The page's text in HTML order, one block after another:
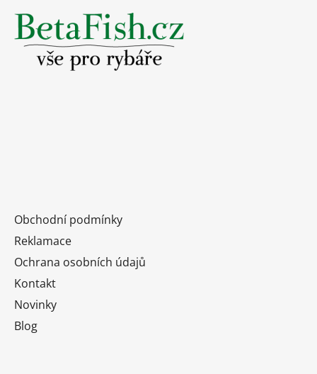
Obchodní podmínky
Reklamace
Ochrana osobních údajů
Kontakt
Novinky
Blog